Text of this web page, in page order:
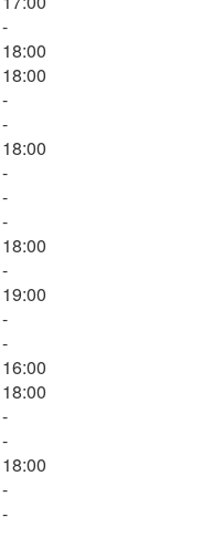
-
18:00
18:00
-
-
18:00
-
-
-
18:00
-
19:00
-
-
16:00
18:00
-
-
18:00
-
-